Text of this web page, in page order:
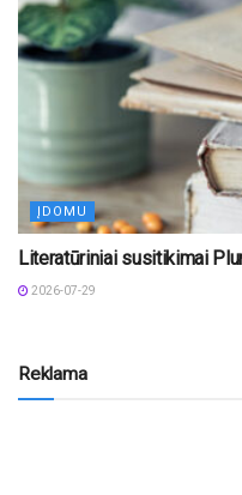
ĮDOMU
Literatūriniai susitikimai
2026-07-29
Reklama